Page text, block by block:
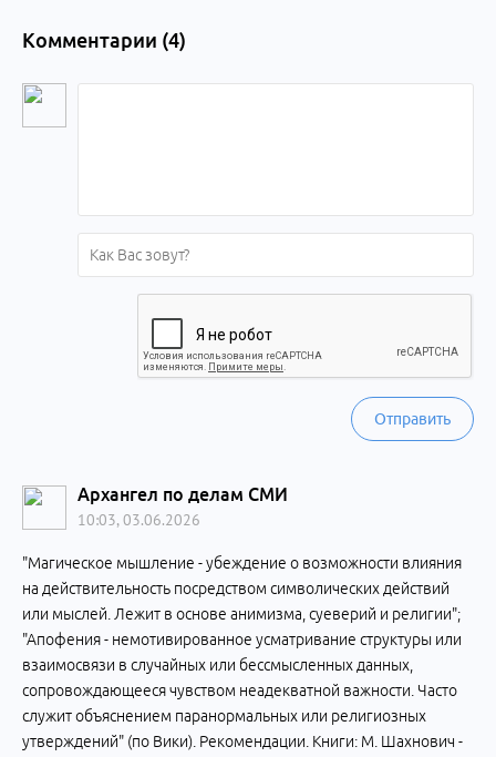
Комментарии (4)
Отправить
Архангел по делам СМИ
10:03, 03.06.2026
"Магическое мышление - убеждение о возможности влияния
на действительность посредством символических действий
или мыслей. Лежит в основе анимизма, суеверий и религии";
"Апофения - немотивированное усматривание структуры или
взаимосвязи в случайных или бессмысленных данных,
сопровождающееся чувством неадекватной важности. Часто
служит объяснением паранормальных или религиозных
утверждений" (по Вики). Рекомендации. Книги: М. Шахнович -